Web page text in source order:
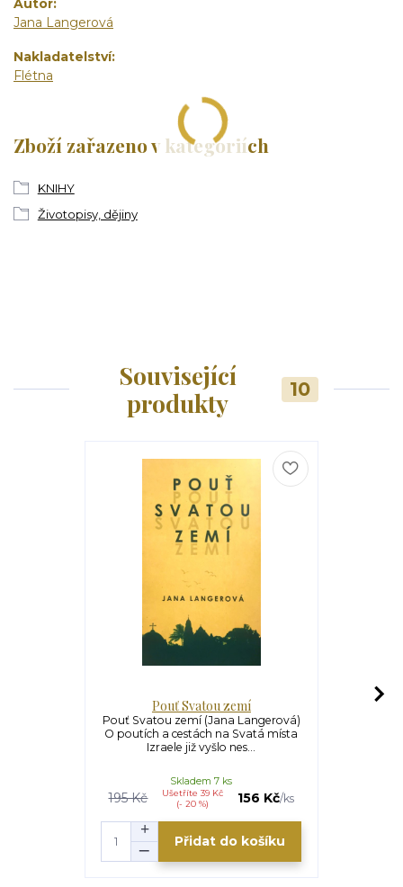
Autor
Jana Langerová
Nakladatelství
Flétna
Zboží zařazeno v kategoriích
KNIHY
Životopisy, dějiny
Související
produkty
10
Pouť Svatou zemí
Pouť Svatou zemí (Jana Langerová)
O poutích a cestách na Svatá místa
Izraele již vyšlo nes...
195 Kč
Ušetříte 39 Kč
(- 20 %)
156 Kč/ks
Skladem 7 ks
Přidat do košíku